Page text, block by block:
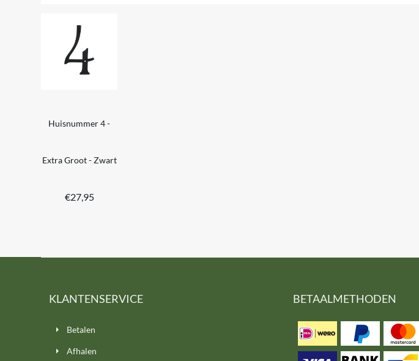
Huisnummer 4 -
Extra Groot - Zwart
€27,95
KLANTENSERVICE
Betalen
Afhalen
BETAALMETHODEN